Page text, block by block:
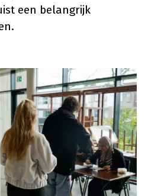
een belangrijk